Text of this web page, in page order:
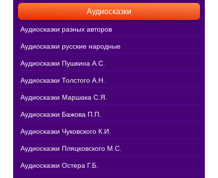
Аудиосказки
Аудиосказки разных авторов
Аудиосказки русские народные
Аудиосказки Пушкина А.С.
Аудиосказки Толстого А.Н.
Аудиосказки Маршака С.Я.
Аудиосказки Бажова П.П.
Аудиосказки Чуковского К.И.
Аудиосказки Пляцковского М.С.
Аудиосказки Остера Г.Б.